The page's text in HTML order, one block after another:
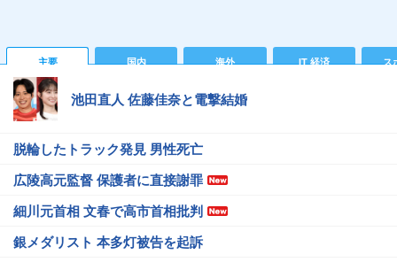
主要 国内 海外 IT 経済 ス
池田直人 佐藤佳奈と電撃結婚
脱輪したトラック発見 男性死亡
広陵高元監督 保護者に直接謝罪
細川元首相 文春で高市首相批判
銀メダリスト 本多灯被告を起訴